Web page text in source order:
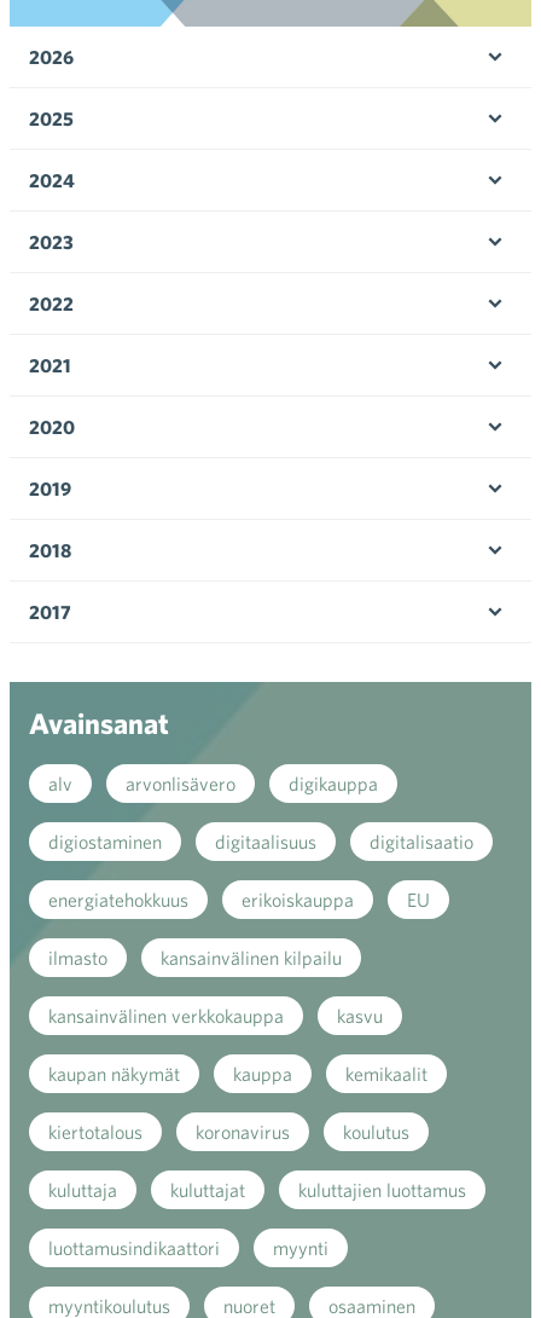
2026
2025
2024
2023
2022
2021
2020
2019
2018
2017
Avainsanat
alv arvonlisävero digikauppa
digiostaminen digitaalisuus digitalisaatio
energiatehokkuus erikoiskauppa EU
ilmasto kansainvälinen kilpailu
kansainvälinen verkkokauppa kasvu
kaupan näkymät kauppa kemikaalit
kiertotalous koronavirus koulutus
kuluttaja kuluttajat kuluttajien luottamus
luottamusindikaattori myynti
myyntikoulutus nuoret osaaminen